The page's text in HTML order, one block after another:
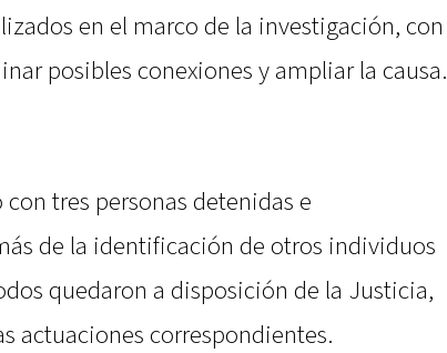
en el marco de la investigación, con
posibles conexiones y ampliar la causa.
tres personas detenidas e
de la identificación de otros individuos
quedaron a disposición de la Justicia,
actuaciones correspondientes.